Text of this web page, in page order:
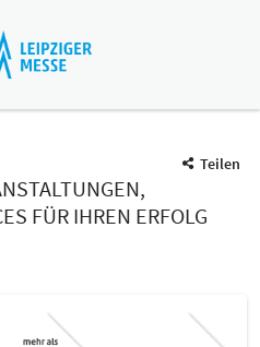
Teilen
FÜR IHREN ERFOLG